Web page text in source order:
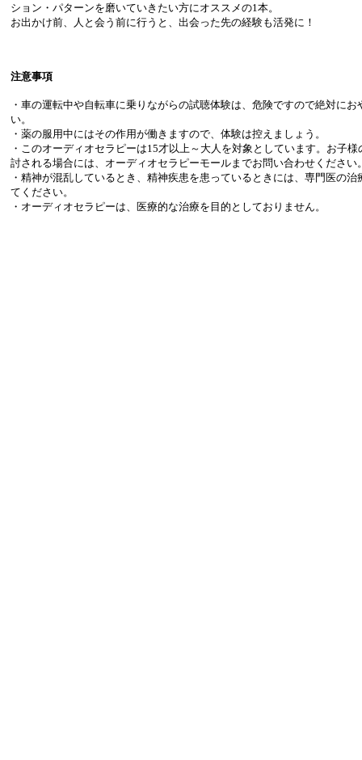
ション・パターンを磨いていきたい方にオススメの1本。
お出かけ前、人と会う前に行うと、出会った先の経験も活発に！
注意事項
・車の運転中や自転車に乗りながらの試聴体験は、危険ですので絶対にお
い。
・薬の服用中にはその作用が働きますので、体験は控えましょう。
・このオーディオセラピーは15才以上～大人を対象としています。お子様
討される場合には、オーディオセラピーモールまでお問い合わせください
・精神が混乱しているとき、精神疾患を患っているときには、専門医の治
てください。
・オーディオセラピーは、医療的な治療を目的としておりません。